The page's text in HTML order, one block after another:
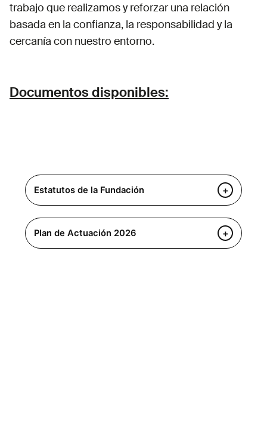
trabajo que realizamos y reforzar una relación
basada en la confianza, la responsabilidad y la
cercanía con nuestro entorno.
Documentos disponibles: